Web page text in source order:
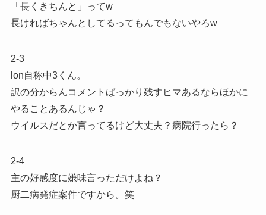
「長くきちんと」ってw
長ければちゃんとしてるってもんでもないやろw
2-3
lon自称中3くん。
訳の分からんコメントばっかり残すヒマあるならほかに
やることあるんじゃ？
ウイルスだとか言ってるけど大丈夫？病院行ったら？
2-4
主の好感度に嫌味言っただけよね？
厨二病発症案件ですから。笑